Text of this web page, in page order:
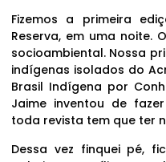
Fizemos a primeira
Reserva, em uma noite.
socioambiental. Nossa
indígenas isolados do
Brasil Indígena por
Jaime inventou de
toda revista tem que ter
Dessa vez finquei pé,